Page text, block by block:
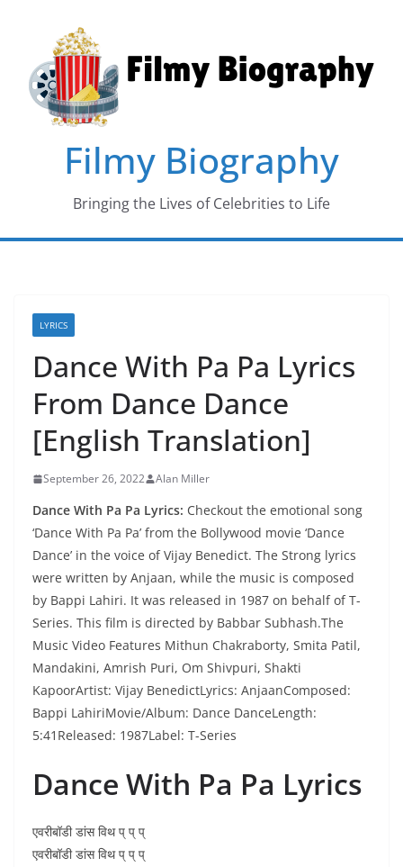
content
Filmy Biography
Bringing the Lives of Celebrities to Life
LYRICS
Dance With Pa Pa Lyrics
From Dance Dance
[English Translation]
September 26, 2022 Alan Miller
Dance With Pa Pa Lyrics: Checkout the emotional song
‘Dance With Pa Pa’ from the Bollywood movie ‘Dance
Dance’ in the voice of Vijay Benedict. The Strong lyrics
were written by Anjaan, while the music is composed
by Bappi Lahiri. It was released in 1987 on behalf of T-
Series. This film is directed by Babbar Subhash.The
Music Video Features Mithun Chakraborty, Smita Patil,
Mandakini, Amrish Puri, Om Shivpuri, Shakti
KapoorArtist: Vijay BenedictLyrics: AnjaanComposed:
Bappi LahiriMovie/Album: Dance DanceLength:
5:41Released: 1987Label: T-Series
Dance With Pa Pa Lyrics
एवरीबॉडी डांस विथ प् प् प्
एवरीबॉडी डांस विथ प् प् प्